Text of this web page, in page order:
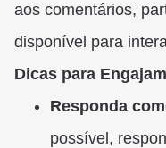
aos comentários,
disponível para
Dicas para
Responda
possível,